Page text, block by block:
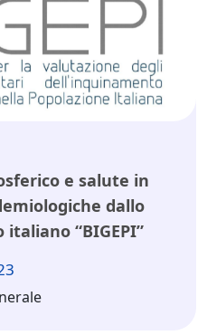
e salute in
dallo
“BIGEPI”